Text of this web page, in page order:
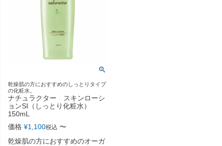
乾燥肌の方におすすめのしっとりタイプ
の化粧水。
ナチュラクター スキンローシ
ョンSI（しっとり化粧水）
150mL
価格 ¥1,100税込 〜
乾燥肌の方におすすめのオーガ